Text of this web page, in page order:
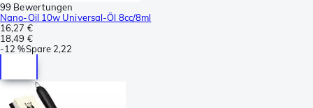
99 Bewertungen
Nano-Oil 10w Universal-Öl 8cc/8ml
16,27 €
18,49 €
-12 %Spare 2,22